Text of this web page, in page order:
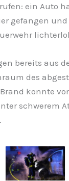
ein Auto
gefangen
bereits aus
des
konnte
schwerem